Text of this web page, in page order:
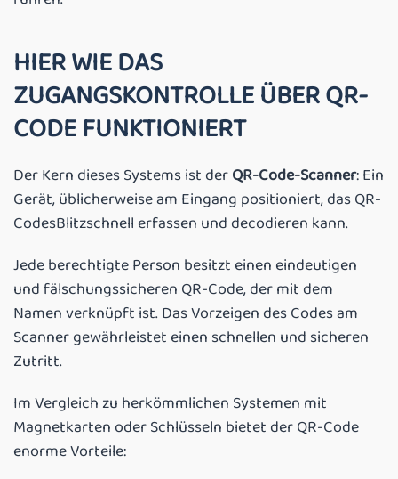
HIER WIE DAS
ZUGANGSKONTROLLE ÜBER QR-
CODE FUNKTIONIERT
Der Kern dieses Systems ist derQR-Code-Scanner: Ein
Gerät, üblicherweise am Eingang positioniert, das QR-
CodesBlitzschnell erfassen und decodieren kann.
Jede berechtigte Person besitzt einen eindeutigen
und fälschungssicheren QR-Code, der mit dem
Namen verknüpft ist. Das Vorzeigen des Codes am
Scanner gewährleistet einen schnellen und sicheren
Zutritt.
Im Vergleich zu herkömmlichen Systemen mit
Magnetkarten oder Schlüsseln bietet der QR-Code
enorme Vorteile: